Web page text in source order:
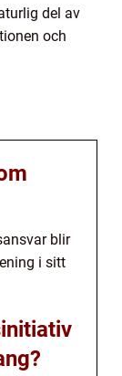
del av
och
blir
i sitt